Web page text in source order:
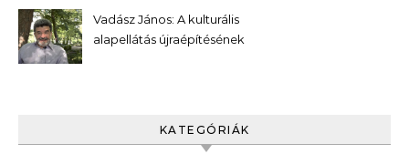
Vadász János: A kulturális
alapellátás újraépítésének
KATEGÓRIÁK